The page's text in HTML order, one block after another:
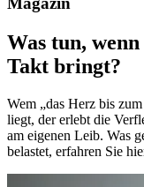
Was tun,
Takt bringt?
Wem „das Herz bis
liegt, der erlebt die
am eigenen Leib. Was
belastet, erfahren Sie